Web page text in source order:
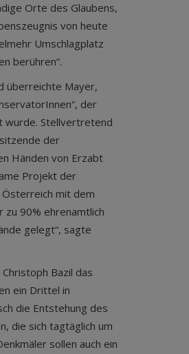
Orte des Glaubens,
von heute
Umschlagplatz
berühren“.
überreichte Mayer,
der
wurde. Stellvertretend
der
Händen von Erzabt
Projekt der
mit dem
zu 90% ehrenamtlich
gelegt“, sagte
Bazil das
ein Drittel in
die Entstehung des
die sich tagtäglich um
sollen auch ein